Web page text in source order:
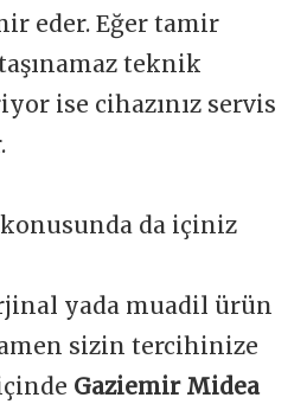
eder. Eğer tamir
teknik
ise cihazınız servis
da içiniz
yada muadil ürün
sizin tercihinize
Gaziemir Midea